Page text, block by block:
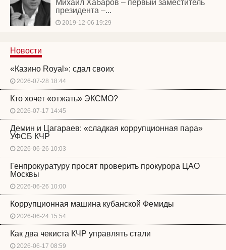
Михаил Хабаров – первый заместитель
президента –...
2019-12-06 19:29
Новости
«Казино Royal»: сдал своих
2026-07-28 18:44
Кто хочет «отжать» ЭКСМО?
2026-07-17 14:45
Демин и Цагараев: «сладкая коррупционная пара»
УФСБ КЧР
2026-06-26 10:03
Генпрокуратуру просят проверить прокурора ЦАО
Москвы
2026-06-26 10:00
Коррупционная машина кубанской Фемиды
2026-06-24 15:54
Как два чекиста КЧР управлять стали
2026-06-17 08:59